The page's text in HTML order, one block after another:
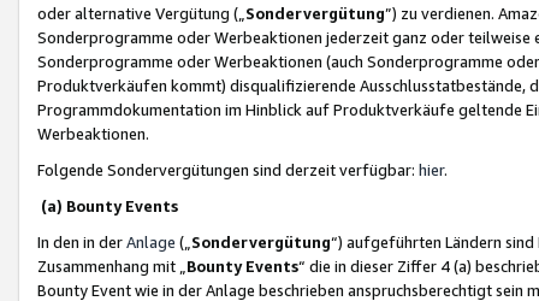
oder alternative Vergütung („ Sondervergütung”) zu verdienen.
Sonderprogramme oder Werbeaktionen jederzeit ganz oder
Sonderprogramme oder Werbeaktionen (auch Sonderprogramme
Produktverkäufen kommt) disqualifizierende Ausschlusstatbestände,
Programmdokumentation im Hinblick auf Produktverkäufe geltende
Werbeaktionen.
Folgende Sondervergütungen sind derzeit verfügbar: hier.
(a) Bounty Events
In den in derAnlage („ Sondervergütung“) aufgeführten Ländern
Zusammenhang mit „ Bounty Events“ die in dieser Ziffer 4 (a)
Bounty Event wie in der Anlage beschrieben anspruchsberechtigt sein